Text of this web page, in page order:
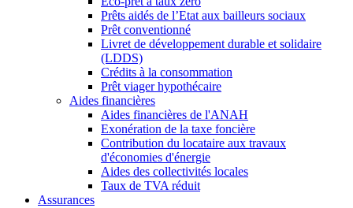
Prêts aidés de l’Etat aux bailleurs sociaux
Prêt conventionné
Livret de développement durable et solidaire
(LDDS)
Crédits à la consommation
Prêt viager hypothécaire
Aides financières
Aides financières de l'ANAH
Exonération de la taxe foncière
Contribution du locataire aux travaux
d'économies d'énergie
Aides des collectivités locales
Taux de TVA réduit
Assurances